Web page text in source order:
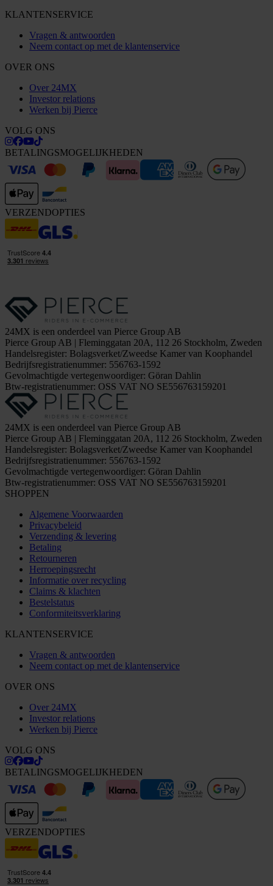
KLANTENSERVICE
Vragen & antwoorden
Neem contact op met de klantenservice
OVER ONS
Over 24MX
Investor relations
Werken bij Pierce
VOLG ONS
BETALINGSMOGELIJKHEDEN
VERZENDOPTIES
24MX is een onderdeel van Pierce Group AB
Pierce Group AB | Fleminggatan 20A, 112 26 Stockholm, Zweden
Handelsregister: Bolagsverket/Zweedse Kamer van Koophandel
Bedrijfsregistratienummer: 556763-1592
Gevolmachtigde vertegenwoordiger: Göran Dahlin
Btw-registratienummer: OSS VAT NO SE556763159201
24MX is een onderdeel van Pierce Group AB
Pierce Group AB | Fleminggatan 20A, 112 26 Stockholm, Zweden
Handelsregister: Bolagsverket/Zweedse Kamer van Koophandel
Bedrijfsregistratienummer: 556763-1592
Gevolmachtigde vertegenwoordiger: Göran Dahlin
Btw-registratienummer: OSS VAT NO SE556763159201
SHOPPEN
Algemene Voorwaarden
Privacybeleid
Verzending & levering
Betaling
Retourneren
Herroepingsrecht
Informatie over recycling
Claims & klachten
Bestelstatus
Conformiteitsverklaring
KLANTENSERVICE
Vragen & antwoorden
Neem contact op met de klantenservice
OVER ONS
Over 24MX
Investor relations
Werken bij Pierce
VOLG ONS
BETALINGSMOGELIJKHEDEN
VERZENDOPTIES